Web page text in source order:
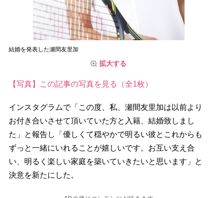
結婚を発表した瀬間友里加
拡大する
【写真】この記事の写真を見る（全1枚）
インスタグラムで「この度、私、瀬間友里加は以前より
お付き合いさせて頂いていた方と入籍、結婚致しまし
た」と報告し「優しくて穏やかで明るい彼とこれからも
ずっと一緒にいれることが嬉しいです。お互い支え合
い、明るく楽しい家庭を築いていきたいと思います」と
決意を新たにした。